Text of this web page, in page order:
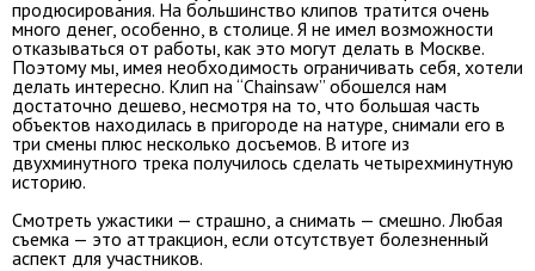
продюсирования. На большинство клипов тратится очень
много денег, особенно, в столице. Я не имел возможности
отказываться от работы, как это могут делать в Москве.
Поэтому мы, имея необходимость ограничивать себя, хотели
делать интересно. Клип на “Chainsaw” обошелся нам
достаточно дешево, несмотря на то, что большая часть
объектов находилась в пригороде на натуре, снимали его в
три смены плюс несколько досъемов. В итоге из
двухминутного трека получилось сделать четырехминутную
историю.
Смотреть ужастики — страшно, а снимать — смешно. Любая
съемка — это аттракцион, если отсутствует болезненный
аспект для участников.